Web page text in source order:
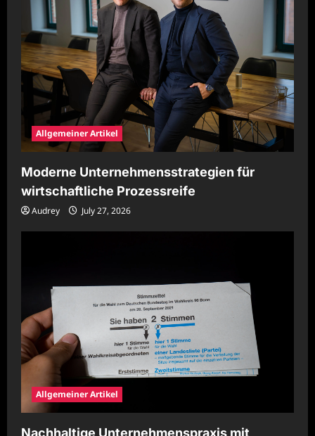
Allgemeiner Artikel
Moderne Unternehmensstrategien für
wirtschaftliche Prozessreife
Audrey July 27, 2026
Allgemeiner Artikel
Nachhaltige Unternehmenspraxis mit